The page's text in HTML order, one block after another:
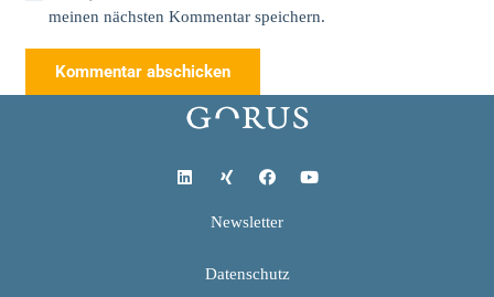
meinen nächsten Kommentar speichern.
Kommentar abschicken
Newsletter
Datenschutz